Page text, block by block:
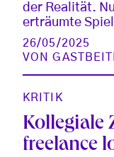
der Realität.
erträumte
26/05/2025
VON
KRITIK
Kollegiale
freelance